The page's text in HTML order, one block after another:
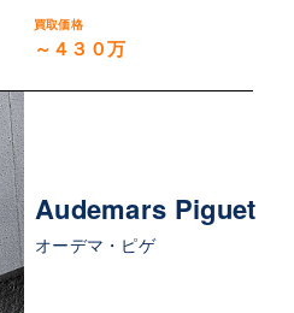
～４３０万
Audemars Piguet
オーデマ・ピゲ